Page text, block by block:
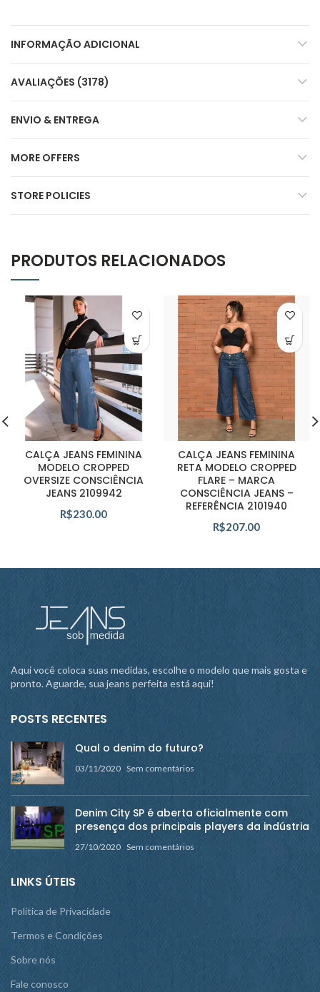
INFORMAÇÃO ADICIONAL
AVALIAÇÕES (3178)
ENVIO & ENTREGA
MORE OFFERS
STORE POLICIES
PRODUTOS RELACIONADOS
CALÇA JEANS FEMININA
MODELO CROPPED
OVERSIZE CONSCIÊNCIA
JEANS 2109942
R$230.00
CALÇA JEANS FEMININA
RETA MODELO CROPPED
FLARE – MARCA
CONSCIÊNCIA JEANS –
REFERÊNCIA 2101940
R$207.00
Aqui você coloca suas medidas, escolhe o modelo que mais gosta e
pronto. Aguarde, sua jeans perfeita está aqui!
POSTS RECENTES
Qual o denim do futuro?
03/11/2020 Sem comentários
Denim City SP é aberta oficialmente com
presença dos principais players da indústria
27/10/2020 Sem comentários
LINKS ÚTEIS
Política de Privacidade
Termos e Condições
Sobre nós
Fale conosco